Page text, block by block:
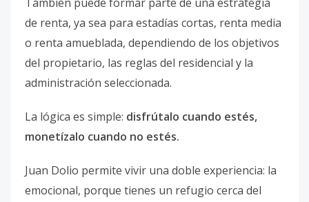
de renta, ya sea para estadías cortas, renta media
o renta amueblada, dependiendo de los objetivos
del propietario, las reglas del residencial y la
administración seleccionada.
La lógica es simple: disfrútalo cuando estés,
monetízalo cuando no estés.
Juan Dolio permite vivir una doble experiencia: la
emocional, porque tienes un refugio cerca del